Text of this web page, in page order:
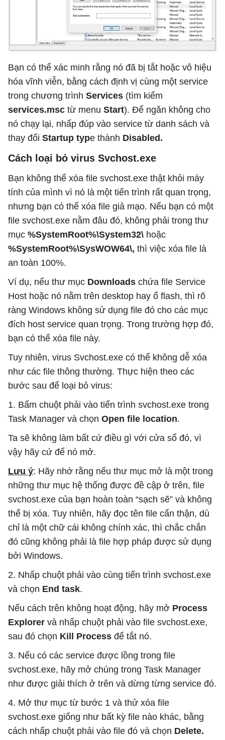
Bạn có thể xác minh rằng nó đã bị tắt hoặc vô hiệu
hóa vĩnh viễn, bằng cách định vị cùng một service
trong chương trình Services (tìm kiếm
services.msc từ menu Start). Để ngăn không cho
nó chạy lại, nhấp đúp vào service từ danh sách và
thay đổi Startup type thành Disabled.
Cách loại bỏ virus Svchost.exe
Bạn không thể xóa file svchost.exe thật khỏi máy
tính của mình vì nó là một tiến trình rất quan trọng,
nhưng bạn có thể xóa file giả mạo. Nếu bạn có một
file svchost.exe nằm đâu đó, không phải trong thư
mục %SystemRoot%\System32\ hoặc
%SystemRoot%\SysWOW64\, thì việc xóa file là
an toàn 100%.
Ví dụ, nếu thư mục Downloads chứa file Service
Host hoặc nó nằm trên desktop hay ổ flash, thì rõ
ràng Windows không sử dụng file đó cho các mục
đích host service quan trọng. Trong trường hợp đó,
bạn có thể xóa file này.
Tuy nhiên, virus Svchost.exe có thể không dễ xóa
như các file thông thường. Thực hiện theo các
bước sau để loại bỏ virus:
1. Bấm chuột phải vào tiến trình svchost.exe trong
Task Manager và chọn Open file location.
Ta sẽ không làm bất cứ điều gì với cửa sổ đó, vì
vậy hãy cứ để nó mở.
Lưu ý: Hãy nhớ rằng nếu thư mục mở là một trong
những thư mục hệ thống được đề cập ở trên, file
svchost.exe của bạn hoàn toàn “sạch sẽ” và không
thể bị xóa. Tuy nhiên, hãy đọc tên file cẩn thận, dù
chỉ là một chữ cái không chính xác, thì chắc chắn
đó cũng không phải là file hợp pháp được sử dụng
bởi Windows.
2. Nhấp chuột phải vào cùng tiến trình svchost.exe
và chọn End task.
Nếu cách trên không hoạt động, hãy mở Process
Explorer và nhấp chuột phải vào file svchost.exe,
sau đó chọn Kill Process để tắt nó.
3. Nếu có các service được lồng trong file
svchost.exe, hãy mở chúng trong Task Manager
như được giải thích ở trên và dừng từng service đó.
4. Mở thư mục từ bước 1 và thử xóa file
svchost.exe giống như bất kỳ file nào khác, bằng
cách nhấp chuột phải vào file đó và chọn Delete.